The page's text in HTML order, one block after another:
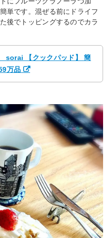
単です。混ぜる前にドライフ
後でトッピングするのでカラ
【クックパッド】 簡
万品